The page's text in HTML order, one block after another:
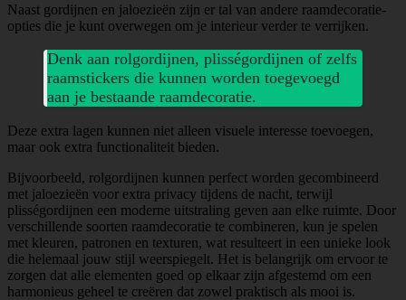
Naast gordijnen en jaloezieën zijn er tal van andere raamdecoratie-
opties die je kunt overwegen om je interieur verder te verrijken.
Denk aan rolgordijnen, plisségordijnen of zelfs
raamstickers die kunnen worden toegevoegd
aan je bestaande raamdecoratie.
Deze extra lagen kunnen niet alleen visuele interesse toevoegen,
maar ook extra functionaliteit bieden.
Bijvoorbeeld, rolgordijnen kunnen perfect worden gecombineerd
met jaloezieën voor extra privacy tijdens de nacht, terwijl
plisségordijnen een moderne uitstraling geven aan elke ruimte. Door
verschillende soorten raamdecoratie te combineren, kun je spelen
met kleuren, patronen en texturen, wat resulteert in een unieke look
die helemaal jouw stijl weerspiegelt. Het is belangrijk om ervoor te
zorgen dat alle elementen goed op elkaar zijn afgestemd om een
harmonieus geheel te creëren dat zowel praktisch als mooi is.